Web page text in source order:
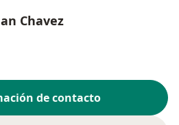
Chavez
de contacto